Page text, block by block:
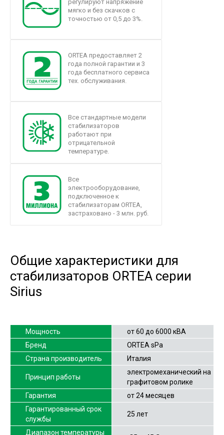
регулируют напряжение
мягко и без скачков с
точностью от 0,5 до 3%.
ORTEA предоставляет 2
года полной гарантии и 3
года бесплатного сервиса
тех. обслуживания.
Все стандартные модели
стабилизаторов
работают при
отрицательной
температуре.
Все
электрооборудование,
подключенное к
стабилизаторам ORTEA,
застраховано - 3 млн. руб.
Общие характеристики для
стабилизаторов ORTEA серии
Sirius
Мощность
от 60 до 6000 кВА
Бренд
ORTEA sPa
Страна производитель
Италия
Принцип работы
электромеханический на
графитовом ролике
Гарантия
от 24 месяцев
Гарантированный срок
службы
25 лет
Диапазон температуры